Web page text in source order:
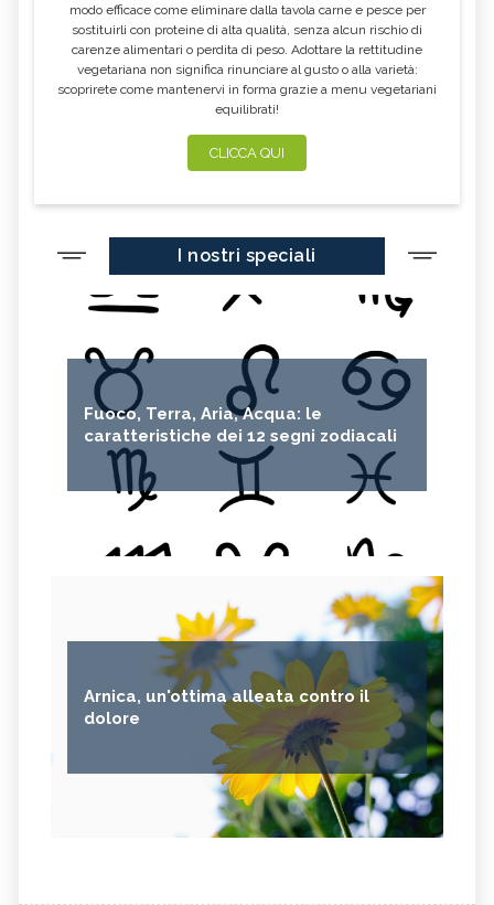
modo efficace come eliminare dalla tavola carne e pesce per
sostituirli con proteine di alta qualità, senza alcun rischio di
carenze alimentari o perdita di peso. Adottare la rettitudine
vegetariana non significa rinunciare al gusto o alla varietà:
scoprirete come mantenervi in forma grazie a menu vegetariani
equilibrati!
CLICCA QUI
I nostri speciali
Fuoco, Terra, Aria, Acqua: le
caratteristiche dei 12 segni zodiacali
Arnica, un'ottima alleata contro il
dolore